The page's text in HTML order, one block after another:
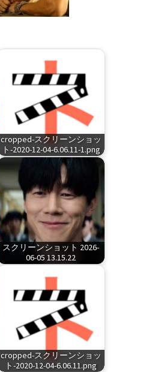
cropped-スクリーンショッ
ト-2020-12-04-6.06.11-1.png
スクリーンショット 2026-
06-05 13.15.22
cropped-スクリーンショッ
ト-2020-12-04-6.06.11.png